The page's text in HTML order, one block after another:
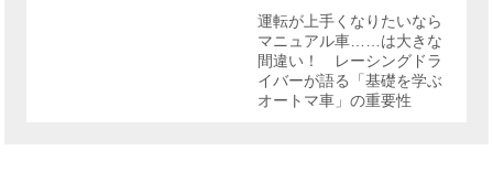
運転が上手くなりたいなら
マニュアル車……は大きな
間違い！ レーシングドラ
イバーが語る「基礎を学ぶ
オートマ車」の重要性